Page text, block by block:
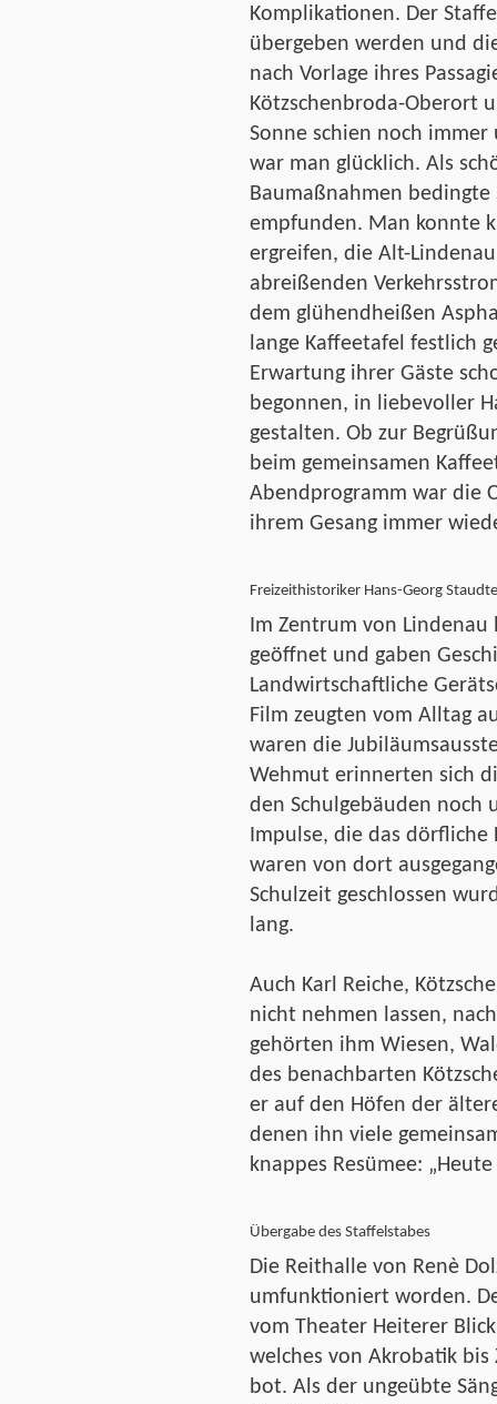
Komplikationen. Der
übergeben werden und
nach Vorlage ihres
Kötzschenbroda-Oberort
Sonne schien noch
war man glücklich. Als
Baumaßnahmen
empfunden. Man konnte
ergreifen, die Alt-
abreißenden
dem glühendheißen
lange Kaffeetafel festlich
Erwartung ihrer Gäste
begonnen, in liebevoller
gestalten. Ob zur
beim gemeinsamen
Abendprogramm war die
ihrem Gesang immer
Freizeithistoriker Hans-Georg Staudte
Im Zentrum von Lindenau
geöffnet und gaben
Landwirtschaftliche
Film zeugten vom Alltag
waren die
Wehmut erinnerten sich
den Schulgebäuden
Impulse, die das
waren von dort
Schulzeit geschlossen
lang.
Auch Karl Reiche,
nicht nehmen lassen,
gehörten ihm Wiesen,
des benachbarten
er auf den Höfen der
denen ihn viele
knappes Resümee:
Übergabe des Staffelstabes
Die Reithalle von Renè
umfunktioniert worden.
vom Theater Heiterer
welches von Akrobatik bis
bot. Als der ungeübte